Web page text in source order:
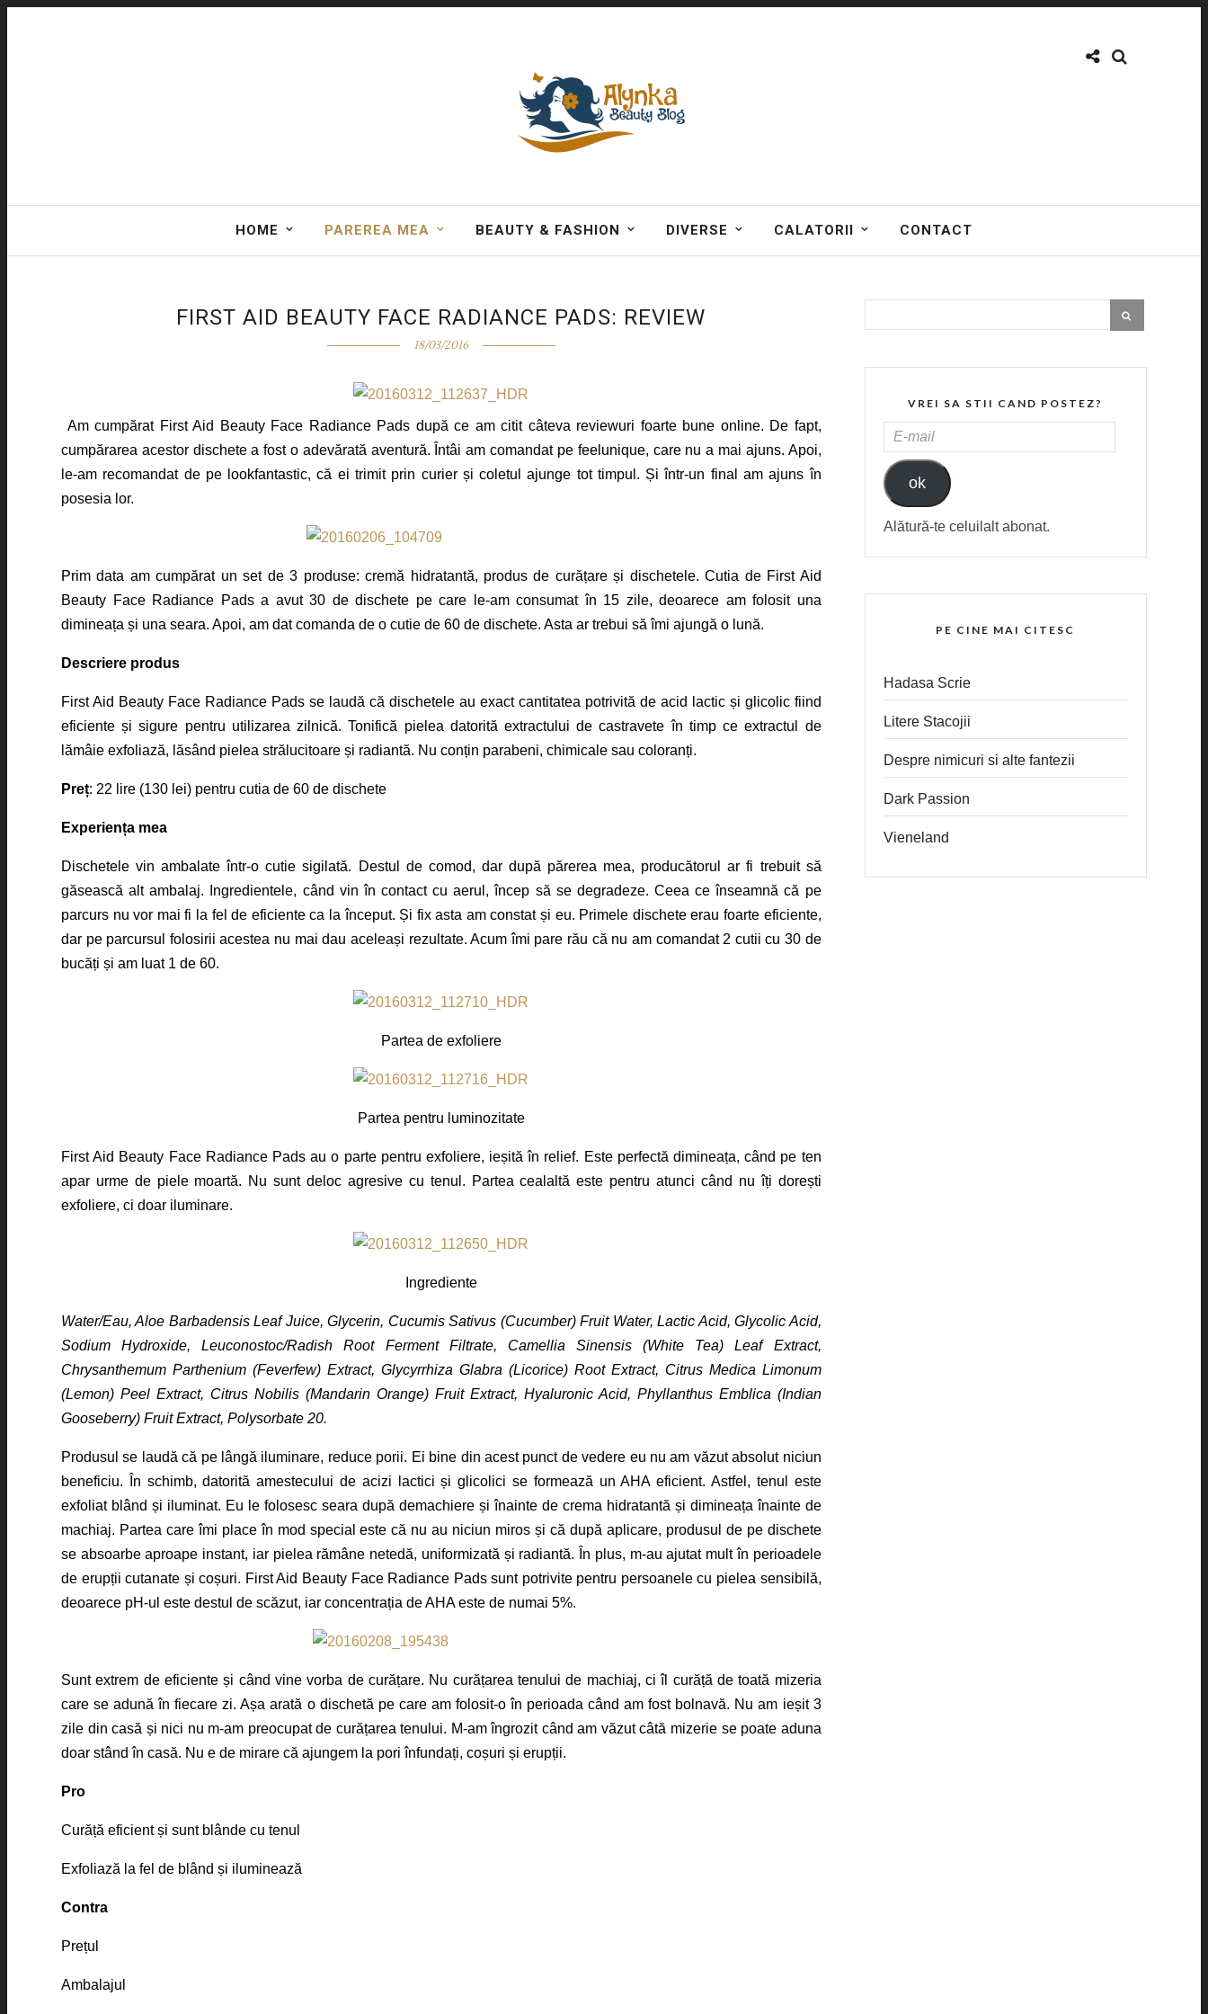
HOME PAREREA MEA BEAUTY & FASHION DIVERSE CALATORII CONTACT
FIRST AID BEAUTY FACE RADIANCE PADS: REVIEW
18/03/2016
Am cumpărat First Aid Beauty Face Radiance Pads după ce am citit câteva reviewuri foarte bune online. De fapt,
cumpărarea acestor dischete a fost o adevărată aventură. Întâi am comandat pe feelunique, care nu a mai ajuns. Apoi,
le-am recomandat de pe lookfantastic, că ei trimit prin curier și coletul ajunge tot timpul. Și într-un final am ajuns în
posesia lor.
Prim data am cumpărat un set de 3 produse: cremă hidratantă, produs de curățare și dischetele. Cutia de First Aid
Beauty Face Radiance Pads a avut 30 de dischete pe care le-am consumat în 15 zile, deoarece am folosit una
dimineața și una seara. Apoi, am dat comanda de o cutie de 60 de dischete. Asta ar trebui să îmi ajungă o lună.
Descriere produs
First Aid Beauty Face Radiance Pads se laudă că dischetele au exact cantitatea potrivită de acid lactic și glicolic fiind
eficiente și sigure pentru utilizarea zilnică. Tonifică pielea datorită extractului de castravete în timp ce extractul de
lămâie exfoliază, lăsând pielea strălucitoare și radiantă. Nu conțin parabeni, chimicale sau coloranți.
Preț: 22 lire (130 lei) pentru cutia de 60 de dischete
Experiența mea
Dischetele vin ambalate într-o cutie sigilată. Destul de comod, dar după părerea mea, producătorul ar fi trebuit să
găsească alt ambalaj. Ingredientele, când vin în contact cu aerul, încep să se degradeze. Ceea ce înseamnă că pe
parcurs nu vor mai fi la fel de eficiente ca la început. Și fix asta am constat și eu. Primele dischete erau foarte eficiente,
dar pe parcursul folosirii acestea nu mai dau aceleași rezultate. Acum îmi pare rău că nu am comandat 2 cutii cu 30 de
bucăți și am luat 1 de 60.
Partea de exfoliere
Partea pentru luminozitate
First Aid Beauty Face Radiance Pads au o parte pentru exfoliere, ieșită în relief. Este perfectă dimineața, când pe ten
apar urme de piele moartă. Nu sunt deloc agresive cu tenul. Partea cealaltă este pentru atunci când nu îți dorești
exfoliere, ci doar iluminare.
Ingrediente
Water/Eau, Aloe Barbadensis Leaf Juice, Glycerin, Cucumis Sativus (Cucumber) Fruit Water, Lactic Acid, Glycolic Acid,
Sodium Hydroxide, Leuconostoc/Radish Root Ferment Filtrate, Camellia Sinensis (White Tea) Leaf Extract,
Chrysanthemum Parthenium (Feverfew) Extract, Glycyrrhiza Glabra (Licorice) Root Extract, Citrus Medica Limonum
(Lemon) Peel Extract, Citrus Nobilis (Mandarin Orange) Fruit Extract, Hyaluronic Acid, Phyllanthus Emblica (Indian
Gooseberry) Fruit Extract, Polysorbate 20.
Produsul se laudă că pe lângă iluminare, reduce porii. Ei bine din acest punct de vedere eu nu am văzut absolut niciun
beneficiu. În schimb, datorită amestecului de acizi lactici și glicolici se formează un AHA eficient. Astfel, tenul este
exfoliat blând și iluminat. Eu le folosesc seara după demachiere și înainte de crema hidratantă și dimineața înainte de
machiaj. Partea care îmi place în mod special este că nu au niciun miros și că după aplicare, produsul de pe dischete
se absoarbe aproape instant, iar pielea rămâne netedă, uniformizată și radiantă. În plus, m-au ajutat mult în perioadele
de erupții cutanate și coșuri. First Aid Beauty Face Radiance Pads sunt potrivite pentru persoanele cu pielea sensibilă,
deoarece pH-ul este destul de scăzut, iar concentrația de AHA este de numai 5%.
Sunt extrem de eficiente și când vine vorba de curățare. Nu curățarea tenului de machiaj, ci îl curăță de toată mizeria
care se adună în fiecare zi. Așa arată o dischetă pe care am folosit-o în perioada când am fost bolnavă. Nu am ieșit 3
zile din casă și nici nu m-am preocupat de curățarea tenului. M-am îngrozit când am văzut câtă mizerie se poate aduna
doar stând în casă. Nu e de mirare că ajungem la pori înfundați, coșuri și erupții.
Pro
Curăță eficient și sunt blânde cu tenul
Exfoliază la fel de blând și iluminează
Contra
Prețul
Ambalajul
VREI SA STII CAND POSTEZ?
MAIL
ok
Alătură-te celuilalt abonat.
PE CINE MAI CITESC
Hadasa Scrie
Litere Stacojii
Despre nimicuri si alte fantezii
Dark Passion
Vieneland